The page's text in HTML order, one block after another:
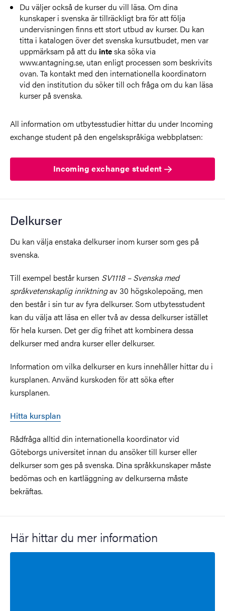
Du väljer också de kurser du vill läsa. Om dina
kunskaper i svenska är tillräckligt bra för att följa
undervisningen finns ett stort utbud av kurser. Du kan
titta i katalogen över det svenska kursutbudet, men var
uppmärksam på att du inteska söka via
www.antagning.se, utan enligt processen som beskrivits
ovan. Ta kontakt med den internationella koordinatorn
vid den institution du söker till och fråga om du kan läsa
kurser på svenska.
All information om utbytesstudier hittar du under Incoming
exchange student på den engelskspråkiga webbplatsen:
Incoming exchange student
Delkurser
Du kan välja enstaka delkurser inom kurser som ges på
svenska.
Till exempel består kursen SV1118 – Svenska med
språkvetenskaplig inriktningav 30 högskolepoäng, men
den består i sin tur av fyra delkurser. Som utbytesstudent
kan du välja att läsa en eller två av dessa delkurser istället
för hela kursen. Det ger dig frihet att kombinera dessa
delkurser med andra kurser eller delkurser.
Information om vilka delkurser en kurs innehåller hittar du i
kursplanen. Använd kurskoden för att söka efter
kursplanen.
Hitta kursplan
Rådfråga alltid din internationella koordinator vid
Göteborgs universitet innan du ansöker till kurser eller
delkurser som ges på svenska. Dina språkkunskaper måste
bedömas och en kartläggning av delkurserna måste
bekräftas.
Här hittar du mer information